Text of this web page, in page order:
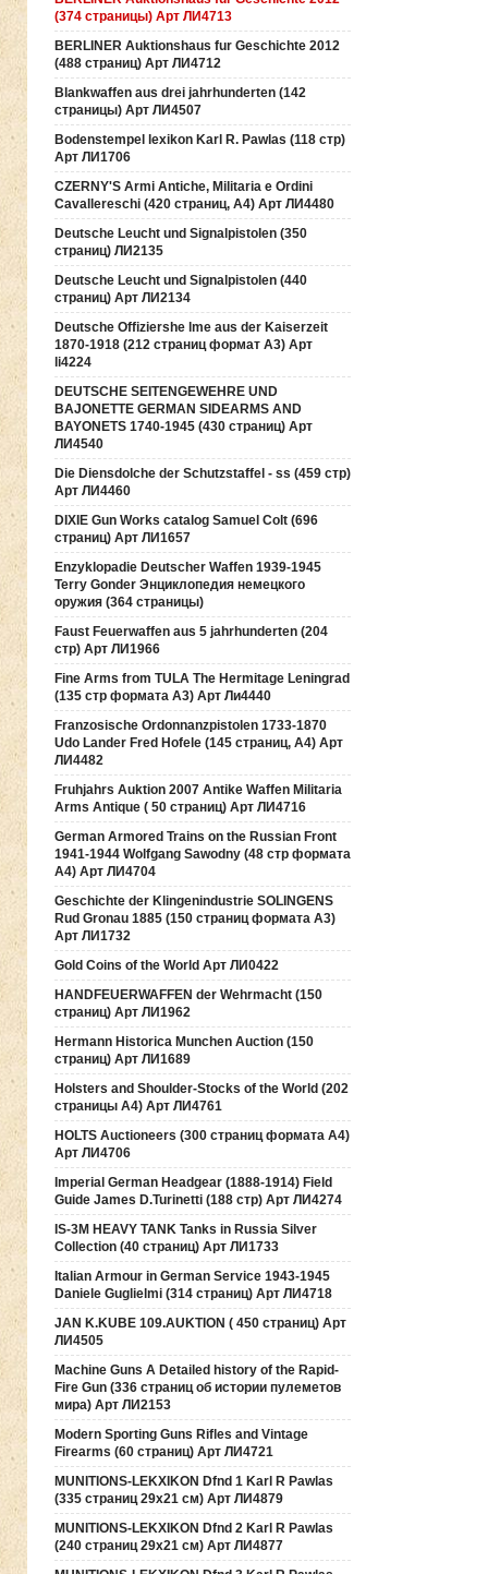
(374 страницы) Арт ЛИ4713
BERLINER Auktionshaus fur Geschichte 2012
(488 страниц) Арт ЛИ4712
Blankwaffen aus drei jahrhunderten (142
страницы) Арт ЛИ4507
Bodenstempel lexikon Karl R. Pawlas (118 cтр)
Арт ЛИ1706
CZERNY'S Armi Antiche, Militaria e Ordini
Cavallereschi (420 страниц, А4) Арт ЛИ4480
Deutsche Leucht und Signalpistolen (350
страниц) ЛИ2135
Deutsche Leucht und Signalpistolen (440
страниц) Арт ЛИ2134
Deutsche Offiziershe lme aus der Kaiserzeit
1870-1918 (212 страниц формат А3) Арт
li4224
DEUTSCHE SEITENGEWEHRE UND
BAJONETTE GERMAN SIDEARMS AND
BAYONETS 1740-1945 (430 страниц) Арт
ЛИ4540
Die Diensdolche der Schutzstaffel - ss (459 стр)
Арт ЛИ4460
DIXIE Gun Works catalog Samuel Colt (696
страниц) Арт ЛИ1657
Enzyklopadie Deutscher Waffen 1939-1945
Terry Gonder Энциклопедия немецкого
оружия (364 страницы)
Faust Feuerwaffen aus 5 jahrhunderten (204
стр) Арт ЛИ1966
Fine Arms from TULA The Hermitage Leningrad
(135 стр формата А3) Арт Ли4440
Franzosische Ordonnanzpistolen 1733-1870
Udo Lander Fred Hofele (145 страниц, А4) Арт
ЛИ4482
Fruhjahrs Auktion 2007 Antike Waffen Militaria
Arms Antique ( 50 страниц) Арт ЛИ4716
German Armored Trains on the Russian Front
1941-1944 Wolfgang Sawodny (48 стр формата
А4) Арт ЛИ4704
Geschichte der Klingenindustrie SOLINGENS
Rud Gronau 1885 (150 страниц формата А3)
Арт ЛИ1732
Gold Coins of the World Арт ЛИ0422
HANDFEUERWAFFEN der Wehrmacht (150
страниц) Арт ЛИ1962
Hermann Historica Munchen Auction (150
страниц) Арт ЛИ1689
Holsters and Shoulder-Stocks of the World (202
страницы А4) Арт ЛИ4761
HOLTS Auctioneers (300 страниц формата А4)
Арт ЛИ4706
Imperial German Headgear (1888-1914) Field
Guide James D.Turinetti (188 cтр) Арт ЛИ4274
IS-3M HEAVY TANK Tanks in Russia Silver
Collection (40 страниц) Арт ЛИ1733
Italian Armour in German Service 1943-1945
Daniele Guglielmi (314 страниц) Арт ЛИ4718
JAN K.KUBE 109.AUKTION ( 450 страниц) Арт
ЛИ4505
Machine Guns A Detailed history of the Rapid-
Fire Gun (336 страниц об истории пулеметов
мира) Арт ЛИ2153
Modern Sporting Guns Rifles and Vintage
Firearms (60 страниц) Арт ЛИ4721
MUNITIONS-LEKXIKON Dfnd 1 Karl R Pawlas
(335 страниц 29х21 см) Арт ЛИ4879
MUNITIONS-LEKXIKON Dfnd 2 Karl R Pawlas
(240 страниц 29х21 см) Арт ЛИ4877